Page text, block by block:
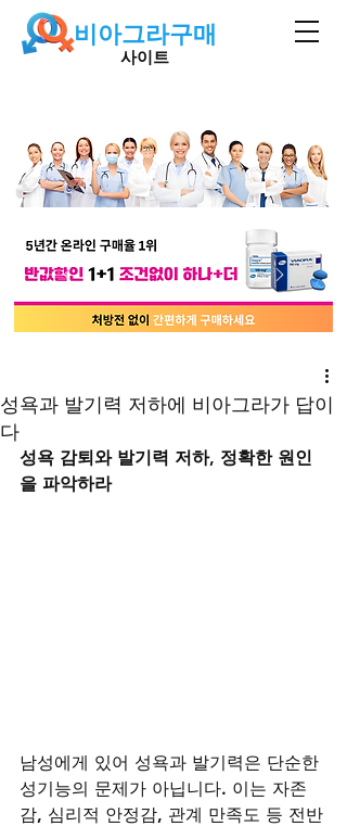
비아그라구매
사이트
성욕과 발기력 저하에 비아그라가 답이
다
성욕 감퇴와 발기력 저하, 정확한 원인
을 파악하라
남성에게 있어 성욕과 발기력은 단순한
성기능의 문제가 아닙니다. 이는 자존
감, 심리적 안정감, 관계 만족도 등 전반